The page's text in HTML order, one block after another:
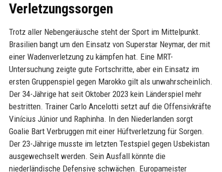
Verletzungssorgen
Trotz aller Nebengeräusche steht der Sport im Mittelpunkt.
Brasilien bangt um den Einsatz von Superstar Neymar, der mit
einer Wadenverletzung zu kämpfen hat. Eine MRT-
Untersuchung zeigte gute Fortschritte, aber ein Einsatz im
ersten Gruppenspiel gegen Marokko gilt als unwahrscheinlich.
Der 34-Jährige hat seit Oktober 2023 kein Länderspiel mehr
bestritten. Trainer Carlo Ancelotti setzt auf die Offensivkräfte
Vinícius Júnior und Raphinha. In den Niederlanden sorgt
Goalie Bart Verbruggen mit einer Hüftverletzung für Sorgen.
Der 23-Jährige musste im letzten Testspiel gegen Usbekistan
ausgewechselt werden. Sein Ausfall könnte die
niederländische Defensive schwächen. Europameister